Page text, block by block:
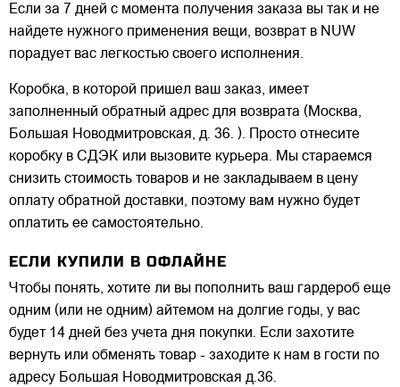
Если за 7 дней с момента получения заказа вы так и не
найдете нужного применения вещи, возврат в NUW
порадует вас легкостью своего исполнения.
Коробка, в которой пришел ваш заказ, имеет
заполненный обратный адрес для возврата (Москва,
Большая Новодмитровская, д. 36. ). Просто отнесите
коробку в СДЭК или вызовите курьера. Мы стараемся
снизить стоимость товаров и не закладываем в цену
оплату обратной доставки, поэтому вам нужно будет
оплатить ее самостоятельно.
ЕСЛИ КУПИЛИ В ОФЛАЙНЕ
Чтобы понять, хотите ли вы пополнить ваш гардероб еще
одним (или не одним) айтемом на долгие годы, у вас
будет 14 дней без учета дня покупки. Если захотите
вернуть или обменять товар - заходите к нам в гости по
адресу Большая Новодмитровская д.36.